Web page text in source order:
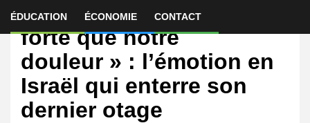
ÉDUCATION ÉCONOMIE CONTACT
« Notre fierté est plus
forte que notre
douleur » : l’émotion en
Israël qui enterre son
dernier otage